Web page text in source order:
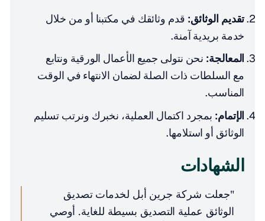
تقديم الوثائق: قدم وثائقك في مكتبنا أو من خلال
خدمة بريدية آمنة.
المعالجة: نحن نتولى جميع الأعمال الورقية ونتابع
مع السلطات ذات الصلة لضمان الانتهاء في الوقت
المناسب.
الإتمام: بمجرد اكتمال العملية، نخبرك ونرتب تسليم
الوثائق أو استلامها.
الشهادات
"جعلت شركة جرين أبل لخدمات تصديق
الوثائق عملية التصديق بسيطة للغاية. أوصي